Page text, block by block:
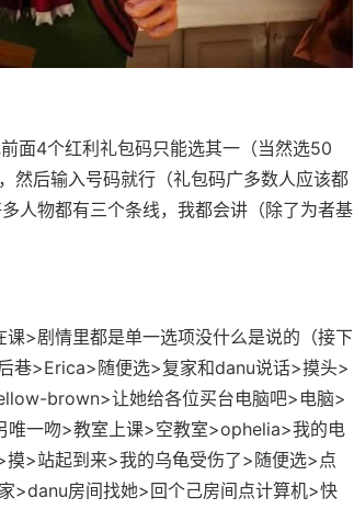
面4个红利礼包码只能选其一（当然选50
然后输入号码就行（礼包码广多数人应该都
人物都有三个条线，我都会讲（除了为者基
>剧情里都是单一选项没什么是说的（接下
巷>Erica>随便选>复家和danu说话>摸头>
brown>让她给各位买台电脑吧>电脑>
一吻>教室上课>空教室>ophelia>我的电
>站起到来>我的乌龟受伤了>随便选>点
>danu房间找她>回个己房间点计算机>快